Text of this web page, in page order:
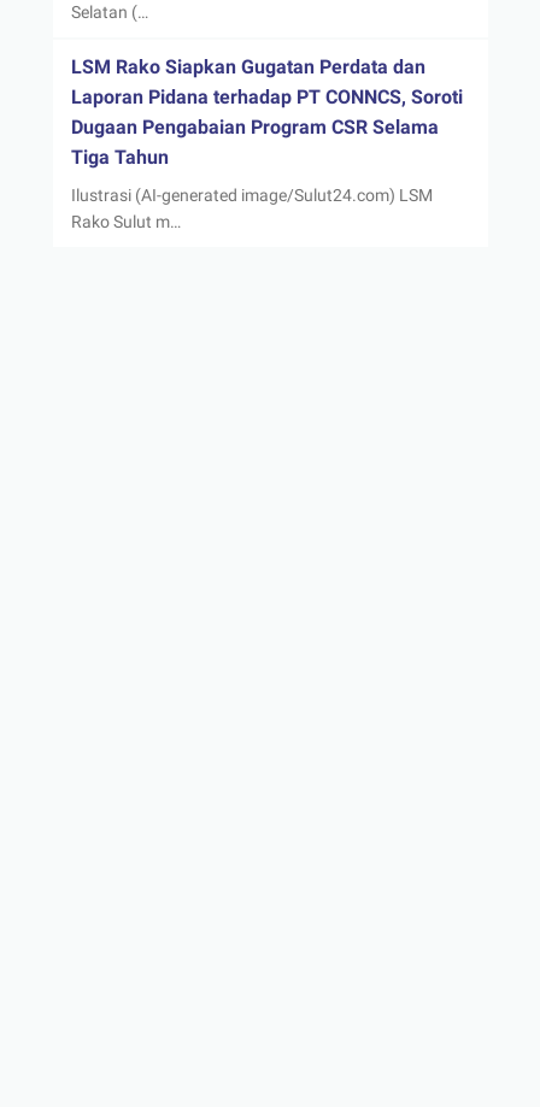
Selatan (…
LSM Rako Siapkan Gugatan Perdata dan
Laporan Pidana terhadap PT CONNCS, Soroti
Dugaan Pengabaian Program CSR Selama
Tiga Tahun
Ilustrasi (AI-generated image/Sulut24.com) LSM
Rako Sulut m…